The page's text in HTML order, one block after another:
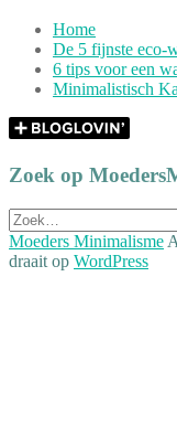
Home
De 5 fijnste eco-
6 tips voor een
Minimalistisch
Zoek op
Zoek
naar:
Moeders Minimalisme
draait op WordPress